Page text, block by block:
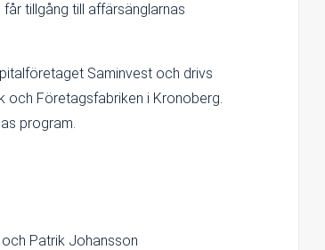
tillgång till affärsänglarnas
Saminvest och drivs
och Företagsfabriken i Kronoberg.
program.
Patrik Johansson